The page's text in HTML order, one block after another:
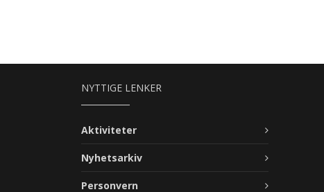
NYTTIGE LENKER
Aktiviteter
Nyhetsarkiv
Personvern